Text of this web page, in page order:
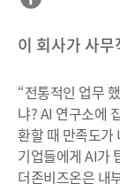
이 회사가 사
“전통적인 업무
냐? AI 연구소에
환할 때 만족도가
기업들에게 AI가
더존비즈온은 내